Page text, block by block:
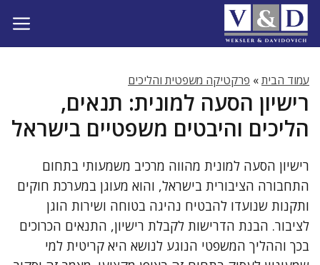
לדלג
לתוכן
עמוד הבית» פרקטיקה משפטית והליכים
רישיון הסעה למונית: תנאים,
הליכים והיבטים משפטיים בישראל
רישיון הסעה למונית מהווה מרכיב משמעותי בתחום
התחבורה הציבורית בישראל, והוא מעוגן במערכת חוקים
ותקנות שנועדו להבטיח נהיגה בטוחה ושירות הוגן
לציבור. הבנת הדרישות לקבלת רישיון, התנאים הכרוכים
בכך וההליך המשפטי הנוגע לנושא היא קריטית למי